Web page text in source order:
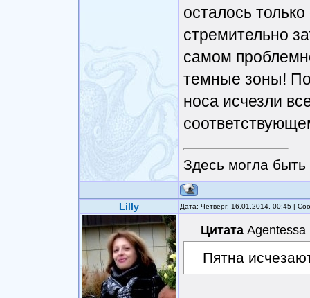
осталось
стремительно
самом
темные зоны!
носа исчезли
Здесь могла
Lilly Дата: Четверг, 16.01.2014, 00:45 |
Цитата Agentessa
Пятна